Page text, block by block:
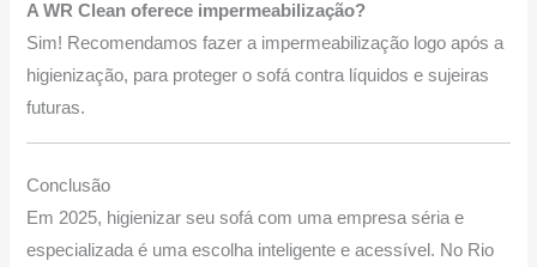
A WR Clean oferece impermeabilização?
Sim! Recomendamos fazer a impermeabilização logo após a
higienização, para proteger o sofá contra líquidos e sujeiras
futuras.
Conclusão
Em 2025, higienizar seu sofá com uma empresa séria e
especializada é uma escolha inteligente e acessível. No Rio